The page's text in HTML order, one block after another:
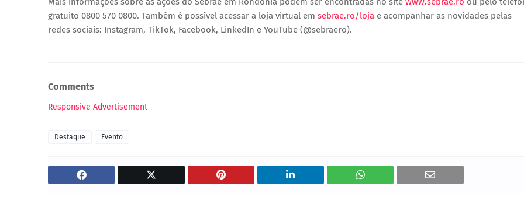
gratuito 0800 570 0800. Também é possível acessar a loja virtual em sebrae.ro/loja e acompanhar as novidades pelas
redes sociais: Instagram, TikTok, Facebook, LinkedIn e YouTube (@sebraero).
Comments
Responsive Advertisement
Destaque Evento